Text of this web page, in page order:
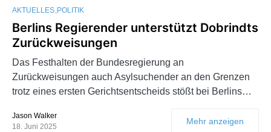
AKTUELLES POLITIK
Berlins Regierender unterstützt Dobrindts
Zurückweisungen
Das Festhalten der Bundesregierung an
Zurückweisungen auch Asylsuchender an den Grenzen
trotz eines ersten Gerichtsentscheids stößt bei Berlins…
Jason Walker
18. Juni 2025
Mehr anzeigen